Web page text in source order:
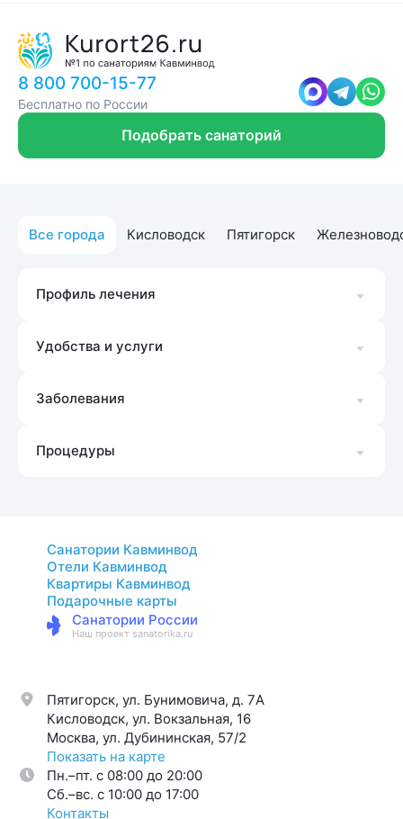
8 800 700-15-77
Бесплатно по России
Подобрать санаторий
Все города Кисловодск Пятигорск
Профиль лечения
Удобства и услуги
Заболевания
Процедуры
Санатории Кавминвод
Отели Кавминвод
Квартиры Кавминвод
Подарочные карты
Санатории России
Наш проект sanatorika.ru
Пятигорск, ул. Бунимовича, д. 7A
Кисловодск, ул. Вокзальная, 16
Москва, ул. Дубининская, 57/2
Показать на карте
Пн.–пт. с 08:00 до 20:00
Cб.–вс. с 10:00 до 17:00
Контакты